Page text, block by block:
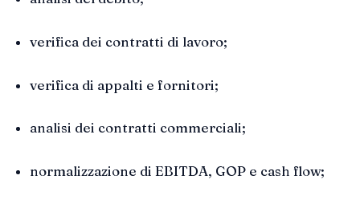
verifica dei contratti di lavoro;
verifica di appalti e fornitori;
analisi dei contratti commerciali;
normalizzazione di EBITDA, GOP e cash flow;